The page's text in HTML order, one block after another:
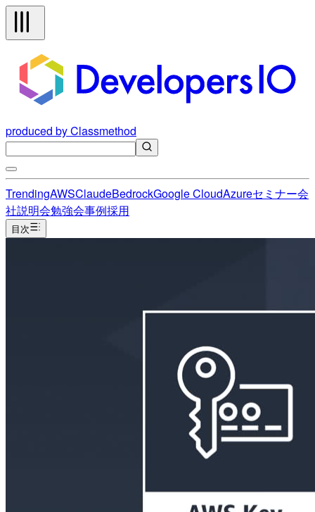
produced by Classmethod
TrendingAWSClaudeBedrockGoogle CloudAzureセミナー会
社説明会勉強会事例採用
目次